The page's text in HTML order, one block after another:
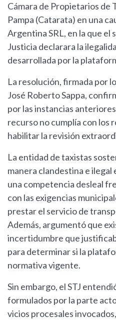
Cámara de Propietarios de
Pampa (Catarata) en una
Argentina SRL, en la que
Justicia declarara la
desarrollada por la
La resolución, firmada por
José Roberto Sappa,
por las instancias
recurso no cumplía con los
habilitar la revisión
La entidad de taxistas
manera clandestina e ilegal
una competencia desleal
con las exigencias
prestar el servicio de
Además, argumentó que
incertidumbre que
para determinar si la
normativa vigente.
Sin embargo, el STJ
formulados por la parte
vicios procesales